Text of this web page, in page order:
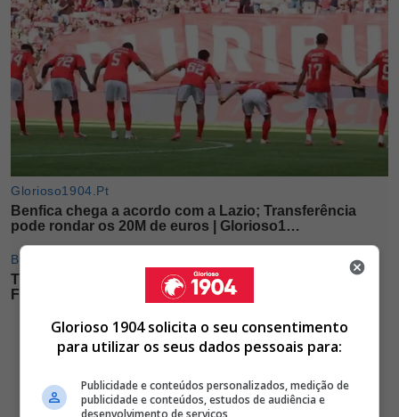
Glorioso 1904 solicita o seu consentimento
para utilizar os seus dados pessoais para:
Publicidade e conteúdos personalizados, medição de
publicidade e conteúdos, estudos de audiência e
desenvolvimento de serviços